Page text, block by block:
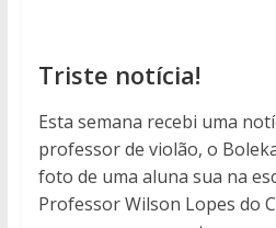
Triste notícia!
Esta semana recebi uma
professor de violão, o
foto de uma aluna sua na
Professor Wilson Lopes do